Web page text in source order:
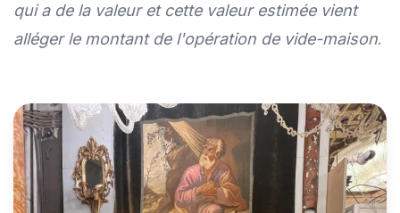
qui a de la valeur et cette valeur estimée vient
alléger le montant de l'opération de vide-maison.